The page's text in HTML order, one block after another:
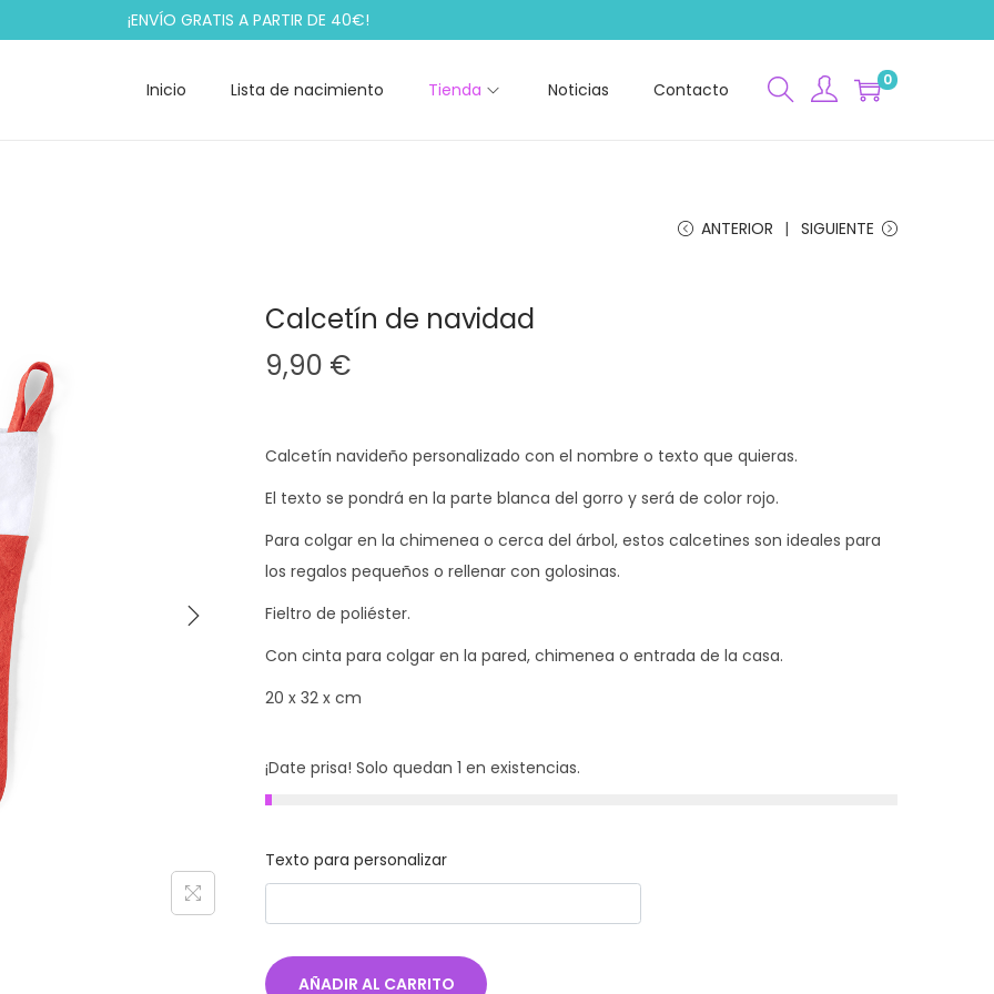
¡ENVÍO GRATIS A PARTIR DE 40€!
Inicio Lista de nacimiento Tienda Noticias Contacto 0
ANTERIOR SIGUIENTE
Calcetín de navidad
9,90 €
Calcetín navideño personalizado con el nombre o texto que quieras.
El texto se pondrá en la parte blanca del gorro y será de color rojo.
Para colgar en la chimenea o cerca del árbol, estos calcetines son ideales para
los regalos pequeños o rellenar con golosinas.
Fieltro de poliéster.
Con cinta para colgar en la pared, chimenea o entrada de la casa.
20 x 32 x cm
¡Date prisa! Solo quedan 1 en existencias.
Texto para personalizar
AÑADIR AL CARRITO